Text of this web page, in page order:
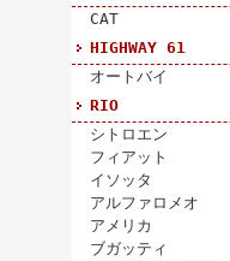
CAT
HIGHWAY 61
オートバイ
RIO
シトロエン
フィアット
イソッタ
アルファロメオ
アメリカ
ブガッティ